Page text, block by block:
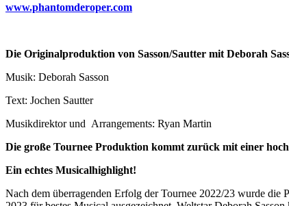
www.phantomderoper.com
Die Originalproduktion von Sasson/Sautter mit Deborah
Musik: Deborah Sasson
Text: Jochen Sautter
Musikdirektor und Arrangements: Ryan Martin
Die große Tournee Produktion kommt zurück mit einer
Ein echtes Musicalhighlight!
Nach dem überragenden Erfolg der Tournee 2022/23 wurde